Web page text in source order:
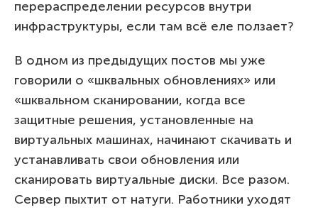
перераспределении ресурсов внутри
инфраструктуры, если там всё еле ползает?
В одном из предыдущих постов мы уже
говорили о «шквальных обновлениях» или
«шквальном сканировании, когда все
защитные решения, установленные на
виртуальных машинах, начинают скачивать и
устанавливать свои обновления или
сканировать виртуальные диски. Все разом.
Сервер пыхтит от натуги. Работники уходят